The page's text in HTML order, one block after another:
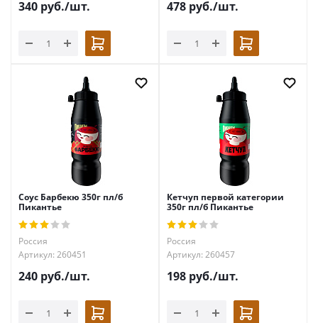
340 руб./шт. 478 руб./шт.
Соус Барбекю 350г пл/б
Пикантье
Россия
Артикул: 260451
240 руб./шт.
Кетчуп первой категории
350г пл/б Пикантье
Россия
Артикул: 260457
198 руб./шт.